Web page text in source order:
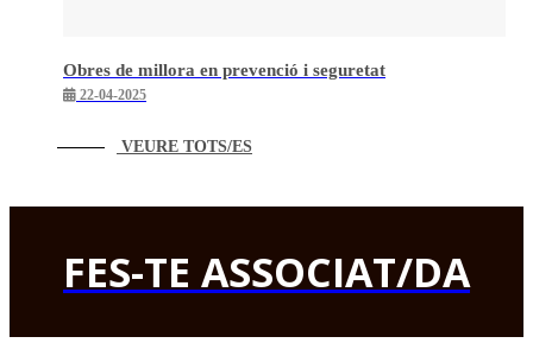
Obres de millora en prevenció i seguretat
22-04-2025
VEURE TOTS/ES
FES-TE ASSOCIAT/DA